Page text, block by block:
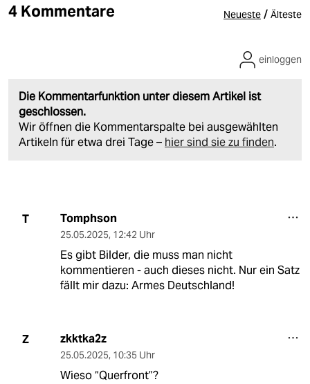
4 Kommentare Neueste / Älteste
Die Kommentarfunktion unter diesem Artikel ist
geschlossen.
Wir öffnen die Kommentarspalte bei ausgewählten
Artikeln für etwa drei Tage – hier sind sie zu finden.
einloggen
T Tomphson
25.05.2025, 12:42 Uhr
Es gibt Bilder, die muss man nicht
kommentieren - auch dieses nicht. Nur ein Satz
fällt mir dazu: Armes Deutschland!
Z zkktka2z
25.05.2025, 10:35 Uhr
Wieso “Querfront”?